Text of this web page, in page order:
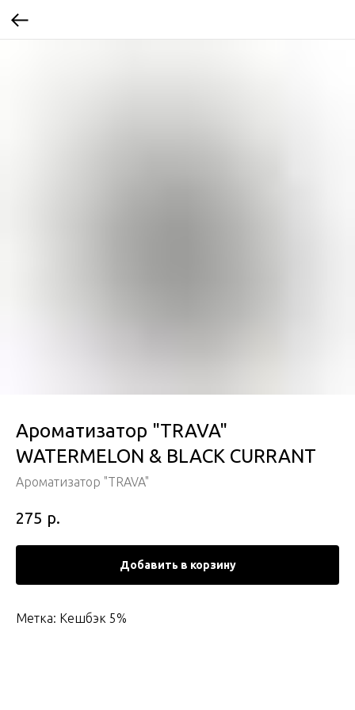
Ароматизатор "TRAVA"
WATERMELON & BLACK CURRANT
Ароматизатор "TRAVA"
275 р.
Добавить в корзину
Метка: Кешбэк 5%